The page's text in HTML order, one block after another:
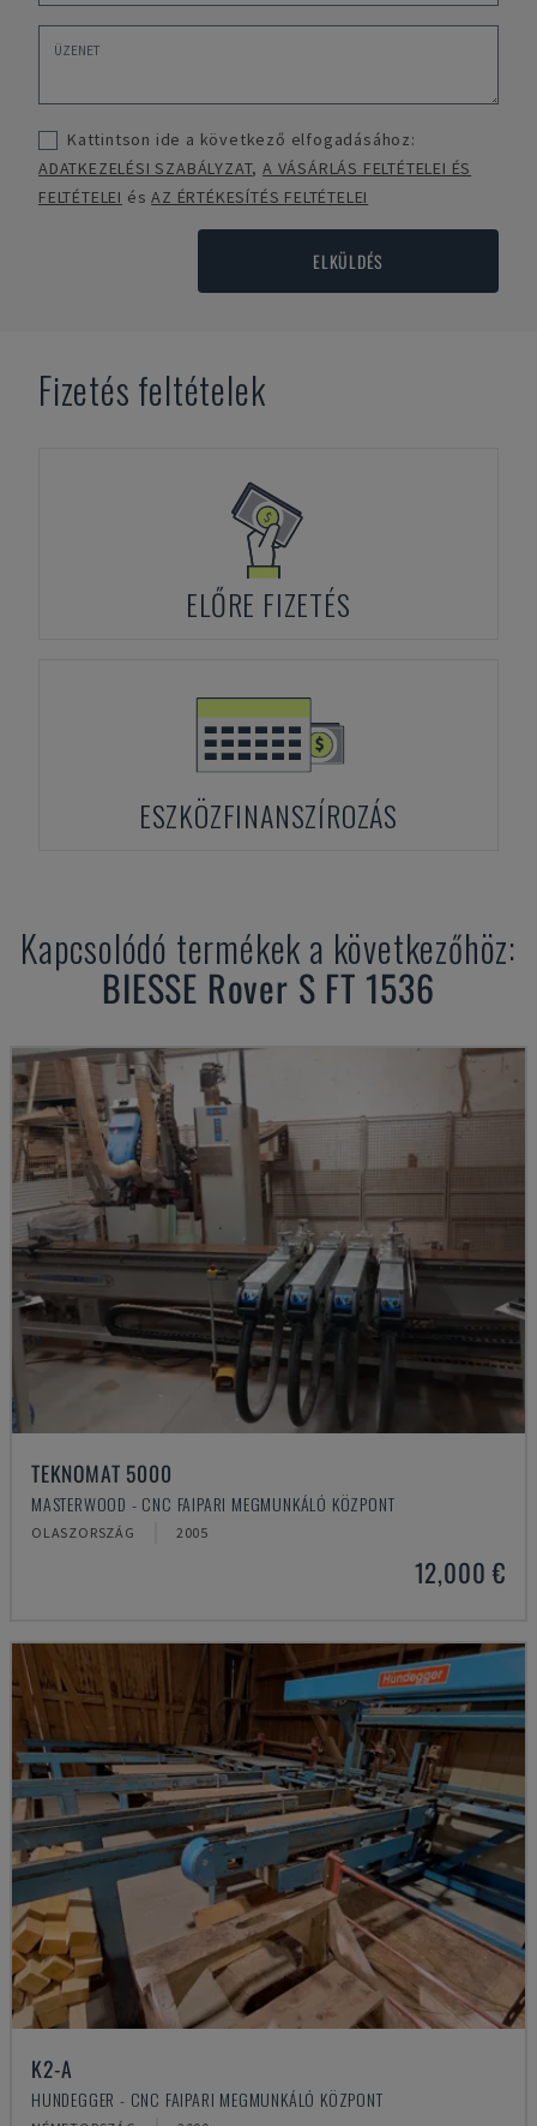
Kattintson ide a következő elfogadásához:
ADATKEZELÉSI SZABÁLYZAT,A VÁSÁRLÁS FELTÉTELEI ÉS
FELTÉTELEI ésAZ ÉRTÉKESÍTÉS FELTÉTELEI
ELKÜLDÉS
Fizetés feltételek
ELŐRE FIZETÉS
ESZKÖZFINANSZÍROZÁS
Kapcsolódó termékek a következőhöz:
BIESSE Rover S FT 1536
TEKNOMAT 5000
MASTERWOOD - CNC FAIPARI MEGMUNKÁLÓ KÖZPONT
OLASZORSZÁG 2005
12,000 €
K2-A
HUNDEGGER - CNC FAIPARI MEGMUNKÁLÓ KÖZPONT